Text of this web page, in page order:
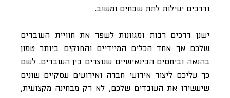
ודרכים יעילות לתת שבחים ומשוב.
ישנן דרכים רבות ומגוונות לשפר את חוויית העובדים
שלכם אך אחד הכלים המיידיים והחזקים ביותר טמון
בהנאה וביחסים הבינאישיים שנוצרים בין העובדים. לשם
כך עליכם ליצור אירועי חברה ואירועים עסקיים שונים
שיעשירו את העובדים שלכם, לא רק מבחינה מקצועית,